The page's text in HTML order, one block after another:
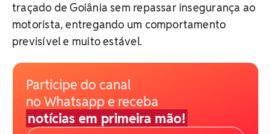
traçado de Goiânia sem repassar insegurança ao
motorista, entregando um comportamento
previsível e muito estável.
Participe do canal
no Whatsapp e receba
notícias em primeira mão!